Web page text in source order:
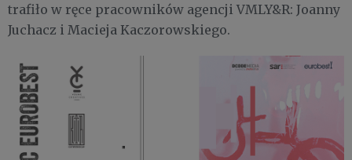
trafiło w ręce pracowników agencji VMLY&R: Joanny
Juchacz i Macieja Kaczorowskiego.